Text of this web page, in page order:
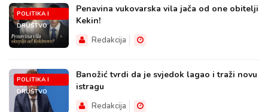
POLITIKA I
DRUŠTVO
Penavina vukovarska vila jača od one obitelji
Kekin!
Redakcija
POLITIKA I
DRUŠTVO
Banožić tvrdi da je svjedok lagao i traži novu
istragu
Redakcija